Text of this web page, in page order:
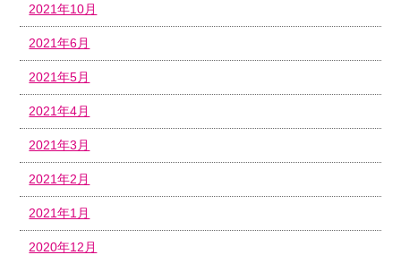
2021年10月
2021年6月
2021年5月
2021年4月
2021年3月
2021年2月
2021年1月
2020年12月